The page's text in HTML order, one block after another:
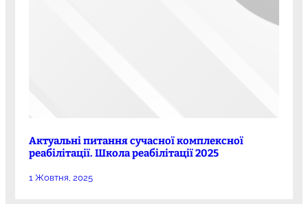
Актуальні питання сучасної комплексної
реабілітації. Школа реабілітації 2025
1 Жовтня, 2025